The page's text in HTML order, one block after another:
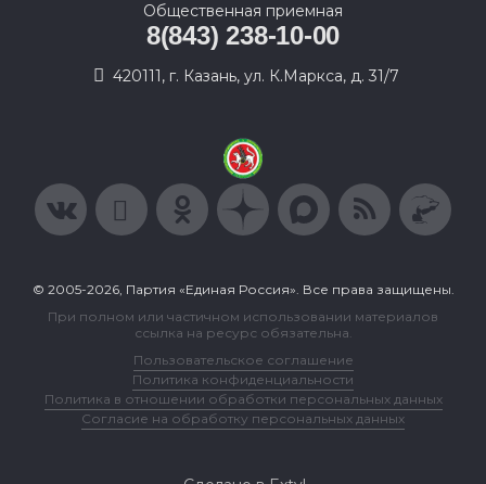
Общественная приемная
8(843) 238-10-00
420111, г. Казань, ул. К.Маркса, д. 31/7
© 2005-2026, Партия «Единая Россия». Все права защищены.
При полном или частичном использовании материалов
ссылка на ресурс обязательна.
Пользовательское соглашение
Политика конфиденциальности
Политика в отношении обработки персональных данных
Согласие на обработку персональных данных